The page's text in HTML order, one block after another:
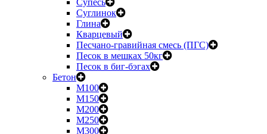
Супесь
Суглинок
Глина
Кварцевый
Песчано-гравийная смесь (ПГС)
Песок в мешках 50кг
Песок в биг-бэгах
Бетон
М100
М150
М200
М250
М300